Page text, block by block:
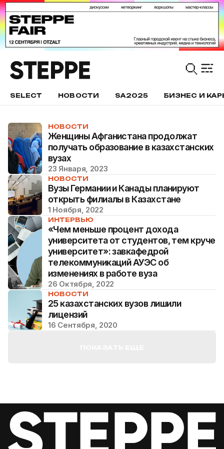
SELECT НОВОСТИ SA2025 БИЗНЕС И
НОВОСТИ
Женщины Афганистана продолжат
получать образование в казахстанских
вузах
23 Января, 2023
НОВОСТИ
Вузы Германии и Канады планируют
открыть филиалы в Казахстане
1 Ноября, 2022
ИНТЕРВЬЮ
«Чем меньше процент дохода
университета от студентов, тем круче
университет»: завкафедрой
телекоммуникаций АУЭС об
изменениях в работе вуза
26 Октября, 2022
НОВОСТИ
25 казахстанских вузов лишили
лицензий
16 Сентября, 2020